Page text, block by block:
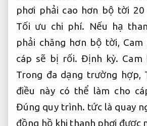
phơi phải cao hơn bộ tời 20
Tối ưu chi phí. Nếu hạ
phải chăng hơn bộ tời,
cáp sẽ bị rối.Định kỳ. Cam
Trong đa dạng trường hợp,
điều này có thể làm cho
Đúng quy trình. tức là quay
đồng hồ khi thanh phơi được